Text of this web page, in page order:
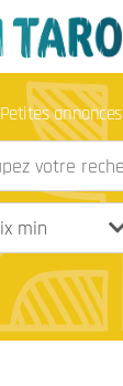
Petites annonces